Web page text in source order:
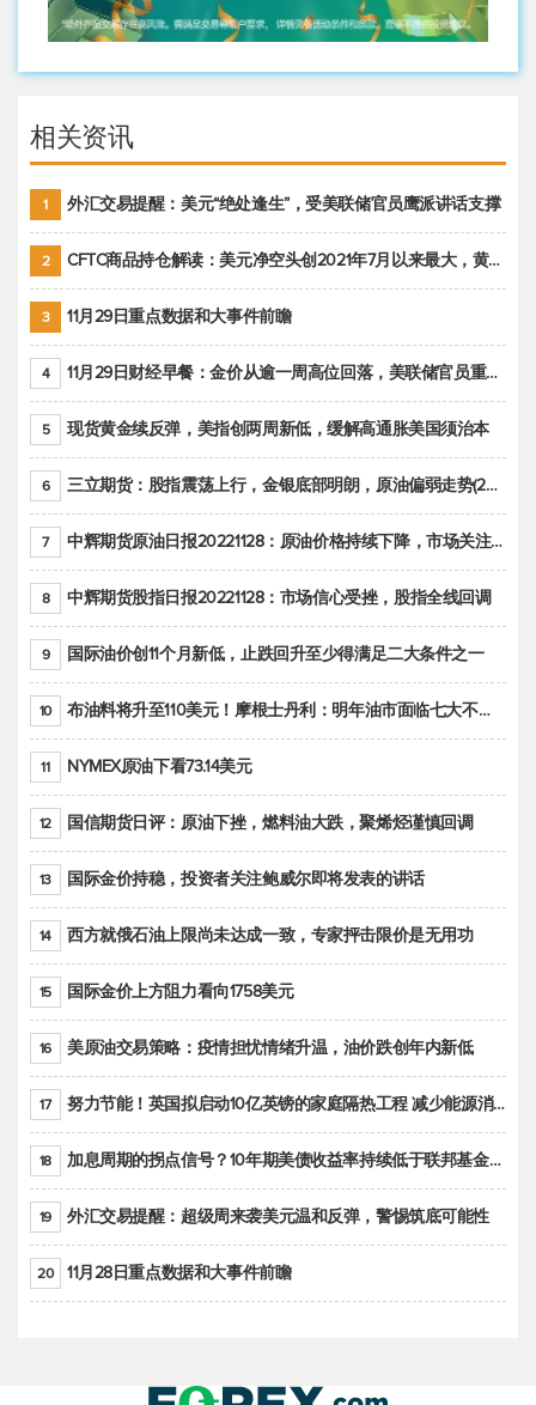
相关资讯
1 外汇交易提醒：美元“绝处逢生”，受美联储官员鹰派讲话支撑
2 CFTC商品持仓解读：美元净空头创2021年7月以来最大，黄金期货投机性净多头头寸减少
3 11月29日重点数据和大事件前瞻
4 11月29日财经早餐：金价从逾一周高位回落，美联储官员重申鹰派立场推动美元回升
5 现货黄金续反弹，美指创两周新低，缓解高通胀美国须治本
6 三立期货：股指震荡上行，金银底部明朗，原油偏弱走势(20221128收评)
7 中辉期货原油日报20221128：原油价格持续下降，市场关注OPEC+新一轮产能政策
8 中辉期货股指日报20221128：市场信心受挫，股指全线回调
9 国际油价创11个月新低，止跌回升至少得满足二大条件之一
10 布油料将升至110美元！摩根士丹利：明年油市面临七大不确定性
11 NYMEX原油下看73.14美元
12 国信期货日评：原油下挫，燃料油大跌，聚烯烃谨慎回调
13 国际金价持稳，投资者关注鲍威尔即将发表的讲话
14 西方就俄石油上限尚未达成一致，专家抨击限价是无用功
15 国际金价上方阻力看向1758美元
16 美原油交易策略：疫情担忧情绪升温，油价跌创年内新低
17 努力节能！英国拟启动10亿英镑的家庭隔热工程 减少能源消耗
18 加息周期的拐点信号？10年期美债收益率持续低于联邦基金利率目标区间
19 外汇交易提醒：超级周来袭美元温和反弹，警惕筑底可能性
20 11月28日重点数据和大事件前瞻